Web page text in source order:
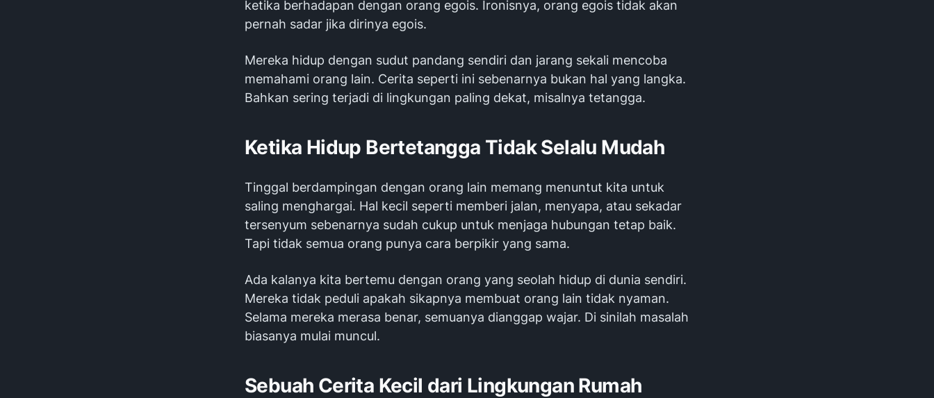
ketika berhadapan dengan orang egois. Ironisnya, orang egois tidak akan
pernah sadar jika dirinya egois.
Mereka hidup dengan sudut pandang sendiri dan jarang sekali mencoba
memahami orang lain. Cerita seperti ini sebenarnya bukan hal yang langka.
Bahkan sering terjadi di lingkungan paling dekat, misalnya tetangga.
Ketika Hidup Bertetangga Tidak Selalu Mudah
Tinggal berdampingan dengan orang lain memang menuntut kita untuk
saling menghargai. Hal kecil seperti memberi jalan, menyapa, atau sekadar
tersenyum sebenarnya sudah cukup untuk menjaga hubungan tetap baik.
Tapi tidak semua orang punya cara berpikir yang sama.
Ada kalanya kita bertemu dengan orang yang seolah hidup di dunia sendiri.
Mereka tidak peduli apakah sikapnya membuat orang lain tidak nyaman.
Selama mereka merasa benar, semuanya dianggap wajar. Di sinilah masalah
biasanya mulai muncul.
Sebuah Cerita Kecil dari Lingkungan Rumah